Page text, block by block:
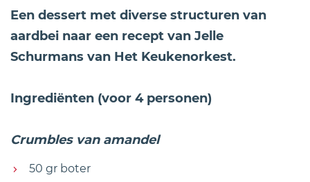
Een dessert met diverse structuren van
aardbei naar een recept van Jelle
Schurmans van Het Keukenorkest.
Ingrediënten (voor 4 personen)
Crumbles van amandel
50 gr boter